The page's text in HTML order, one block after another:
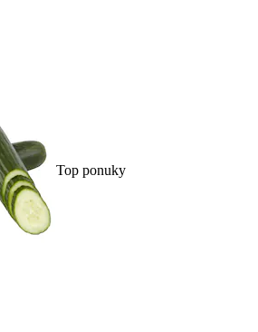
Top ponuky